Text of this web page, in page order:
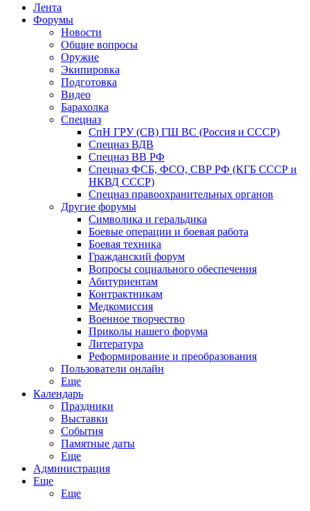
Лента
Форумы
Новости
Общие вопросы
Оружие
Экипировка
Подготовка
Видео
Барахолка
Спецназ
СпН ГРУ (СВ) ГШ ВС (Россия и СССР)
Спецназ ВДВ
Спецназ ВВ РФ
Спецназ ФСБ, ФСО, СВР РФ (КГБ СССР и
НКВД СССР)
Спецназ правоохранительных органов
Другие форумы
Символика и геральдика
Боевые операции и боевая работа
Боевая техника
Гражданский форум
Вопросы социального обеспечения
Абитуриентам
Контрактникам
Медкомиссия
Военное творчество
Приколы нашего форума
Литература
Реформирование и преобразования
Пользователи онлайн
Еще
Календарь
Праздники
Выставки
События
Памятные даты
Еще
Администрация
Еще
Еще